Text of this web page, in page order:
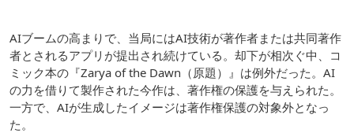
AIブームの高まりで、当局にはAI技術が著作者または共同著作
者とされるアプリが提出され続けている。却下が相次ぐ中、コ
ミック本の『Zarya of the Dawn（原題）』は例外だった。AI
の力を借りて製作された今作は、著作権の保護を与えられた。
一方で、AIが生成したイメージは著作権保護の対象外となっ
た。